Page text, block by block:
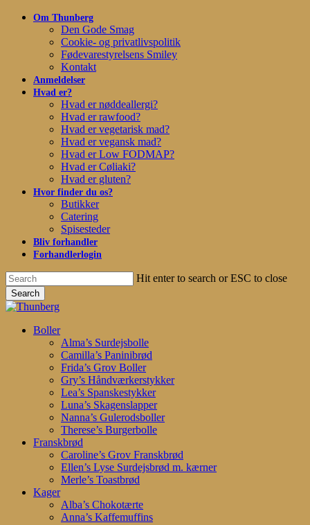
Skip
Om Thunberg
Den Gode Smag
Cookie- og privatlivspolitik
Fødevarestyrelsens Smiley
Kontakt
Anmeldelser
Hvad er?
Hvad er nøddeallergi?
Hvad er rawfood?
Hvad er vegetarisk mad?
Hvad er vegansk mad?
Hvad er Low FODMAP?
Hvad er Cøliaki?
Hvad er gluten?
Hvor finder du os?
Butikker
Catering
Spisesteder
Bliv forhandler
Forhandlerlogin
Hit enter to search or ESC to close
Search
Close
search
account
Menu
Boller
Alma’s Surdejsbolle
Camilla’s Paninibrød
Frida’s Grov Boller
Gry’s Håndværkerstykker
Lea’s Spanskestykker
Luna’s Skagenslapper
Nanna’s Gulerodsboller
Therese’s Burgerbolle
Franskbrød
Caroline’s Grov Franskbrød
Ellen’s Lyse Surdejsbrød m. kærner
Merle’s Toastbrød
Kager
Alba’s Chokotærte
Anna’s Kaffemuffins